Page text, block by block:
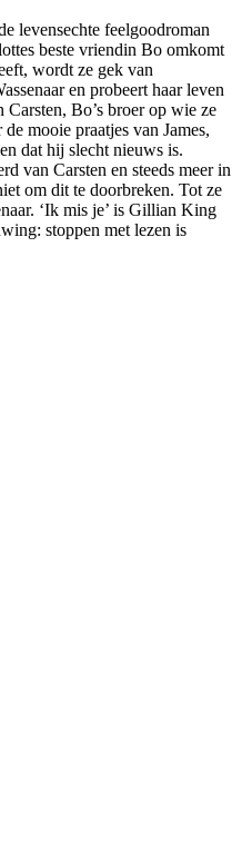
levensechte feelgoodroman
beste vriendin Bo omkomt
wordt ze gek van
en probeert haar leven
Bo’s broer op wie ze
mooie praatjes van James,
dat hij slecht nieuws is.
van Carsten en steeds meer in
om dit te doorbreken. Tot ze
‘Ik mis je’ is Gillian King
stoppen met lezen is